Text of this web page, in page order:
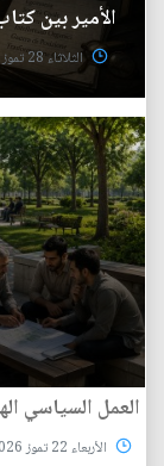
الأمير بين
الثلاثاء 28 تموز 2026
العمل السياسي
الأربعاء 22 تموز 2026